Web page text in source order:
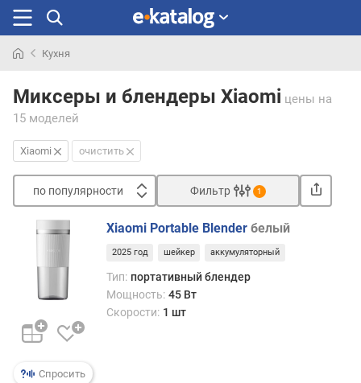
раньше
Кухня
Миксеры и блендеры Xiaomi цены на
15 моделей
Xiaomi очистить
по популярности
п
п
о
у
л
р
Фильтр 1
Спросить
Xiaomi Portable Blender белый
2025 год шейкер аккумуляторный
Тип: портативный блендер
Мощность: 45 Вт
Скорости: 1 шт